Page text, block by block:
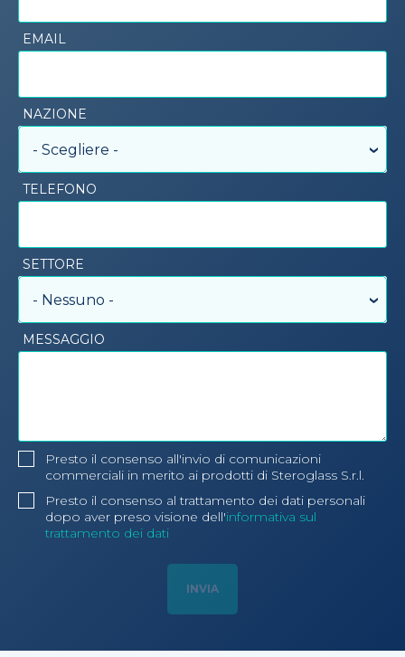
EMAIL
NAZIONE
- Scegliere -
TELEFONO
SETTORE
- Nessuno -
MESSAGGIO
Presto il consenso all'invio di comunicazioni
commerciali in merito ai prodotti di Steroglass S.r.l.
Presto il consenso al trattamento dei dati personali
dopo aver preso visione dell'informativa sul
trattamento dei dati